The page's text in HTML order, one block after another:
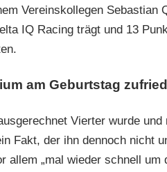
Vereinskollegen Sebastian
IQ Racing trägt und 13
am Geburtstag
Vierter wurde
Fakt, der ihn dennoch nicht
allem „mal wieder schnell um